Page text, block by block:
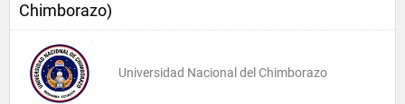
Chimborazo)
Universidad Nacional del Chimborazo